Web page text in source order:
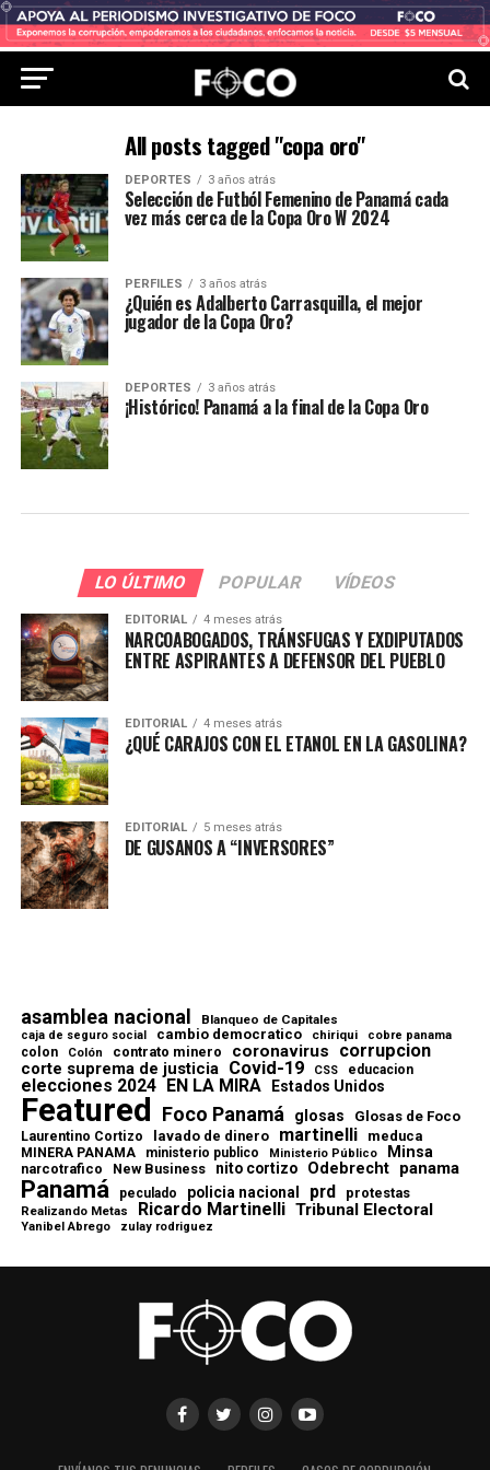
All posts tagged "copa oro"
DEPORTES 3 años atrás
Selección de Futból Femenino de Panamá cada
vez más cerca de la Copa Oro W 2024
PERFILES 3 años atrás
¿Quién es Adalberto Carrasquilla, el mejor
jugador de la Copa Oro?
DEPORTES 3 años atrás
¡Histórico! Panamá a la final de la Copa Oro
LO ÚLTIMO POPULAR VÍDEOS
EDITORIAL 4 meses atrás
NARCOABOGADOS, TRÁNSFUGAS Y EXDIPUTADOS
ENTRE ASPIRANTES A DEFENSOR DEL PUEBLO
EDITORIAL 4 meses atrás
¿QUÉ CARAJOS CON EL ETANOL EN LA GASOLINA?
EDITORIAL 5 meses atrás
DE GUSANOS A “INVERSORES”
asamblea nacional Blanqueo de Capitales
caja de seguro social cambio democratico chiriqui cobre panama
colon Colón contrato minero coronavirus corrupcion
corte suprema de justicia Covid-19 CSS educacion
elecciones 2024 EN LA MIRA Estados Unidos
Featured Foco Panamá glosas Glosas de Foco
Laurentino Cortizo lavado de dinero martinelli meduca
MINERA PANAMA ministerio publico Ministerio Público Minsa
narcotrafico New Business nito cortizo Odebrecht panama
Panamá peculado policia nacional prd protestas
Realizando Metas Ricardo Martinelli Tribunal Electoral
Yanibel Abrego zulay rodriguez